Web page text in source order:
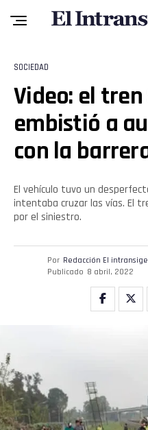
SOCIEDAD
Video: el
embistió a
con la
El vehículo tuvo un
intentaba cruzar las vías. El
por el siniestro.
Por Redacción El
Publicado 8 abril, 2022